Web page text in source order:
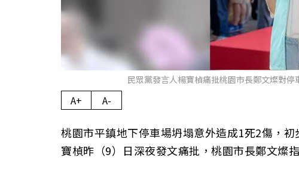
民眾黨發言人楊寶楨痛批桃園市長鄭文燦對停
A+ A-
桃園市平鎮地下停車場坍塌意外造成1死2傷，
寶楨昨（9）日深夜發文痛批，桃園市長鄭文燦